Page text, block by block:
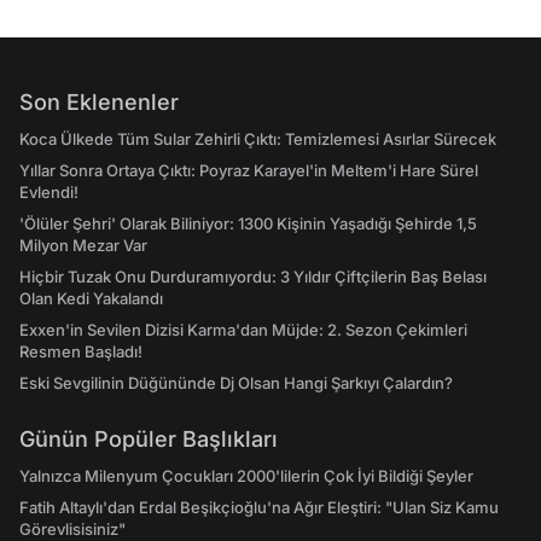
Son Eklenenler
Koca Ülkede Tüm Sular Zehirli Çıktı: Temizlemesi Asırlar Sürecek
Yıllar Sonra Ortaya Çıktı: Poyraz Karayel'in Meltem'i Hare Sürel
Evlendi!
'Ölüler Şehri' Olarak Biliniyor: 1300 Kişinin Yaşadığı Şehirde 1,5
Milyon Mezar Var
Hiçbir Tuzak Onu Durduramıyordu: 3 Yıldır Çiftçilerin Baş Belası
Olan Kedi Yakalandı
Exxen'in Sevilen Dizisi Karma'dan Müjde: 2. Sezon Çekimleri
Resmen Başladı!
Eski Sevgilinin Düğününde Dj Olsan Hangi Şarkıyı Çalardın?
Günün Popüler Başlıkları
Yalnızca Milenyum Çocukları 2000'lilerin Çok İyi Bildiği Şeyler
Fatih Altaylı'dan Erdal Beşikçioğlu'na Ağır Eleştiri: "Ulan Siz Kamu
Görevlisisiniz"